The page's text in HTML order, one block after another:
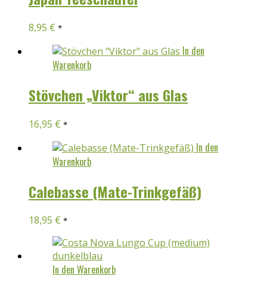
8,95 € *
In den
Warenkorb
Stövchen „Viktor“ aus Glas
16,95 € *
In den
Warenkorb
Calebasse (Mate-Trinkgefäß)
18,95 € *
In den Warenkorb